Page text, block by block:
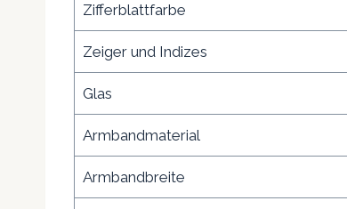
Zifferblattfarbe
Zeiger und Indizes
Glas
Armbandmaterial
Armbandbreite